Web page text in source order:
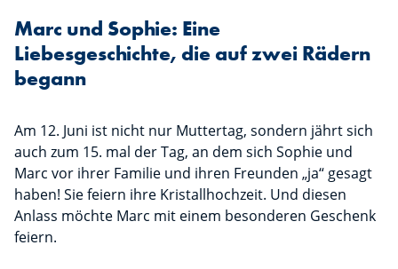
Marc und Sophie: Eine
Liebesgeschichte, die auf zwei Rädern
begann
Am 12. Juni ist nicht nur Muttertag, sondern jährt sich
auch zum 15. mal der Tag, an dem sich Sophie und
Marc vor ihrer Familie und ihren Freunden „ja“ gesagt
haben! Sie feiern ihre Kristallhochzeit. Und diesen
Anlass möchte Marc mit einem besonderen Geschenk
feiern.